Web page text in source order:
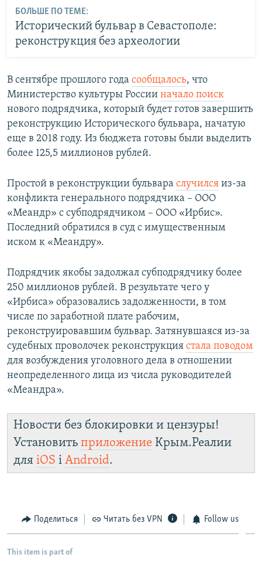
БОЛЬШЕ ПО ТЕМЕ:
Исторический бульвар в Севастополе:
реконструкция без археологии
В сентябре прошлого года сообщалось, что
Министерство культуры России начало поиск
нового подрядчика, который будет готов завершить
реконструкцию Исторического бульвара, начатую
еще в 2018 году. Из бюджета готовы были выделить
более 125,5 миллионов рублей.
Простой в реконструкции бульвара случился из-за
конфликта генерального подрядчика – ООО
«Меандр» с субподрядчиком – ООО «Ирбис».
Последний обратился в суд с имущественным
иском к «Меандру».
Подрядчик якобы задолжал субподрядчику более
250 миллионов рублей. В результате чего у
«Ирбиса» образовались задолженности, в том
числе по заработной плате рабочим,
реконструировавшим бульвар. Затянувшаяся из-за
судебных проволочек реконструкция стала поводом
для возбуждения уголовного дела в отношении
неопределенного лица из числа руководителей
«Меандра».
Новости без блокировки и цензуры!
Установить приложение Крым.Реалии
для iOS і Android.
Поделиться Читать без VPN Follow us
This item is part of